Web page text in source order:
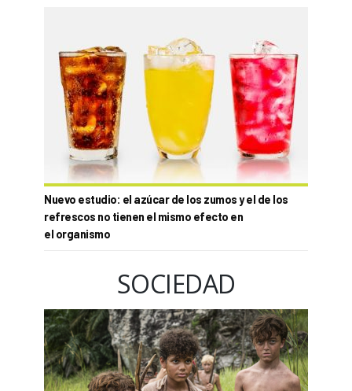
Nuevo estudio: el azúcar de los zumos y el de los
refrescos no tienen el mismo efecto en
el organismo
SOCIEDAD